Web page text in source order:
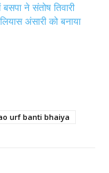
ने संतोष तिवारी
अंसारी को बनाया
urf banti bhaiya